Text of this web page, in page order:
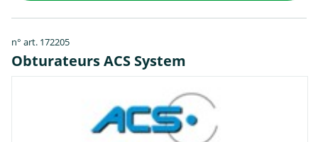
n° art. 172205
Obturateurs ACS System